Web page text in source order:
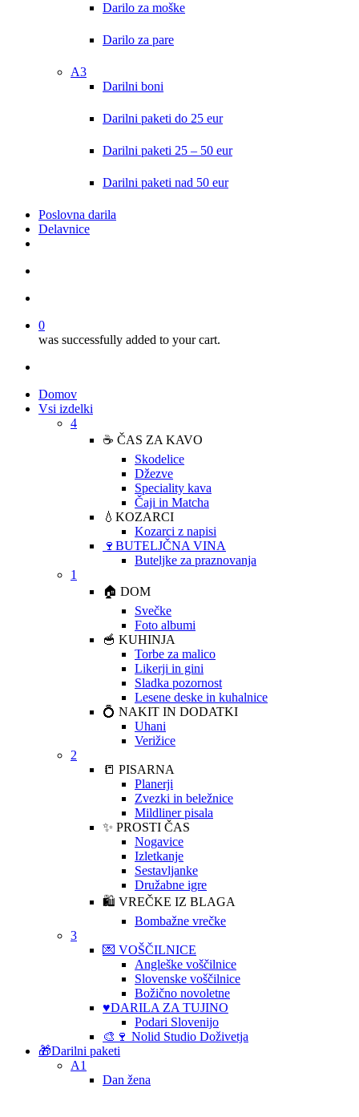
Darilo za moške
Darilo za pare
A3
Darilni boni
Darilni paketi do 25 eur
Darilni paketi 25 – 50 eur
Darilni paketi nad 50 eur
Poslovna darila
Delavnice
0
was successfully added to your cart.
Domov
Vsi izdelki
4
☕ ČAS ZA KAVO
Skodelice
Džezve
Speciality kava
Čaji in Matcha
💧KOZARCI
Kozarci z napisi
🍷BUTELJČNA VINA
Buteljke za praznovanja
1
🏠 DOM
Svečke
Foto albumi
🥣 KUHINJA
Torbe za malico
Likerji in gini
Sladka pozornost
Lesene deske in kuhalnice
💍 NAKIT IN DODATKI
Uhani
Verižice
2
📒 PISARNA
Planerji
Zvezki in beležnice
Mildliner pisala
✨ PROSTI ČAS
Nogavice
Izletkanje
Sestavljanke
Družabne igre
🛍️ VREČKE IZ BLAGA
Bombažne vrečke
3
💌 VOŠČILNICE
Angleške voščilnice
Slovenske voščilnice
Božično novoletne
♥️DARILA ZA TUJINO
Podari Slovenijo
🎨🍷 Nolid Studio Doživetja
🎁Darilni paketi
A1
Dan žena